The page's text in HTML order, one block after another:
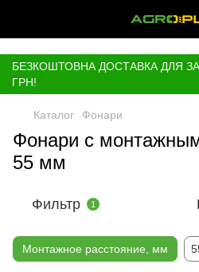
БЕЗКОШТОВНА ДОСТАВКА ДЛЯ
ГРН!
Каталог Фонари
Фонари с
55 мм
Фильтр 1
Монтажное расстояние, мм